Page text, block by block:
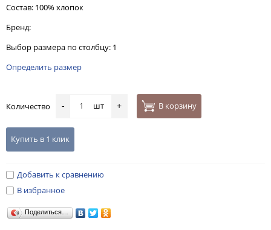
Состав: 100% хлопок
Бренд:
Выбор размера по столбцу: 1
Определить размер
Количество - шт + В корзину
Купить в 1 клик
Добавить к сравнению
В избранное
Поделиться…